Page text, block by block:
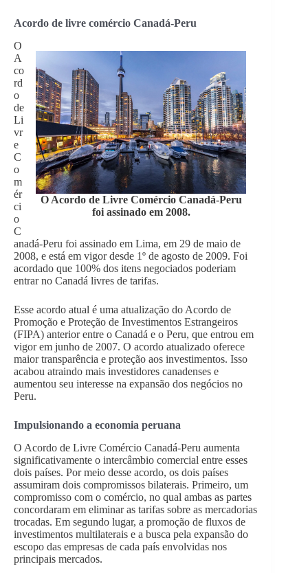
Acordo de livre comércio Canadá-Peru
O Acordo de Livre Comércio Canadá-Peru
foi assinado em 2008.
O
A
co
rd
o
de
Li
vr
e
C
o
m
ér
ci
o
C
anadá-Peru foi assinado em Lima, em 29 de maio de
2008, e está em vigor desde 1º de agosto de 2009. Foi
acordado que 100% dos itens negociados poderiam
entrar no Canadá livres de tarifas.
Esse acordo atual é uma atualização do Acordo de
Promoção e Proteção de Investimentos Estrangeiros
(FIPA) anterior entre o Canadá e o Peru, que entrou em
vigor em junho de 2007. O acordo atualizado oferece
maior transparência e proteção aos investimentos. Isso
acabou atraindo mais investidores canadenses e
aumentou seu interesse na expansão dos negócios no
Peru.
Impulsionando a economia peruana
O Acordo de Livre Comércio Canadá-Peru aumenta
significativamente o intercâmbio comercial entre esses
dois países. Por meio desse acordo, os dois países
assumiram dois compromissos bilaterais. Primeiro, um
compromisso com o comércio, no qual ambas as partes
concordaram em eliminar as tarifas sobre as mercadorias
trocadas. Em segundo lugar, a promoção de fluxos de
investimentos multilaterais e a busca pela expansão do
escopo das empresas de cada país envolvidas nos
principais mercados.